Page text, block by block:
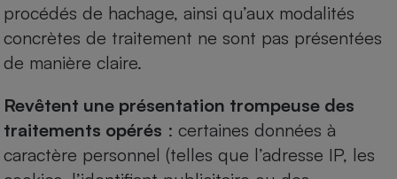
procédés de hachage, ainsi qu’aux modalités
concrètes de traitement ne sont pas présentées
de manière claire.
Revêtent une présentation trompeuse des
traitements opérés : certaines données à
caractère personnel (telles que l’adresse IP, les